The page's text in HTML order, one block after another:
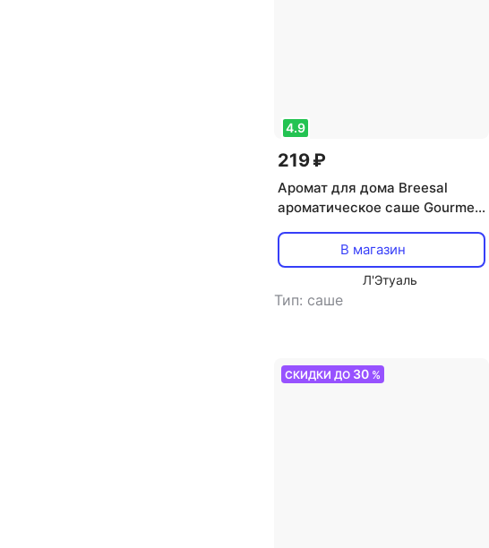
4.9
219 ₽
Аромат для дома Breesal
ароматическое саше Gourmet
В магазин
Л'Этуаль
Тип: саше
СКИДКИ ДО 30%